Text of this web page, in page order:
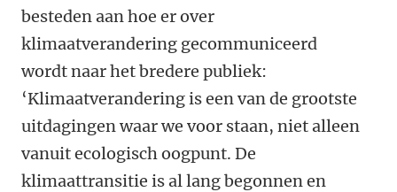
besteden aan hoe er over
klimaatverandering gecommuniceerd
wordt naar het bredere publiek:
‘Klimaatverandering is een van de grootste
uitdagingen waar we voor staan, niet alleen
vanuit ecologisch oogpunt. De
klimaattransitie is al lang begonnen en